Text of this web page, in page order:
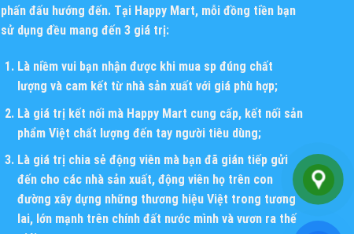
phấn đấu hướng đến. Tại Happy Mart, mỗi đồng tiền bạn
sử dụng đều mang đến 3 giá trị:
Là niềm vui bạn nhận được khi mua sp đúng chất
lượng và cam kết từ nhà sản xuất với giá phù hợp;
Là giá trị kết nối mà Happy Mart cung cấp, kết nối sản
phẩm Việt chất lượng đến tay người tiêu dùng;
Là giá trị chia sẻ động viên mà bạn đã gián tiếp gửi
đến cho các nhà sản xuất, động viên họ trên con
đường xây dựng những thương hiệu Việt trong tương
lai, lớn mạnh trên chính đất nước mình và vươn ra thế